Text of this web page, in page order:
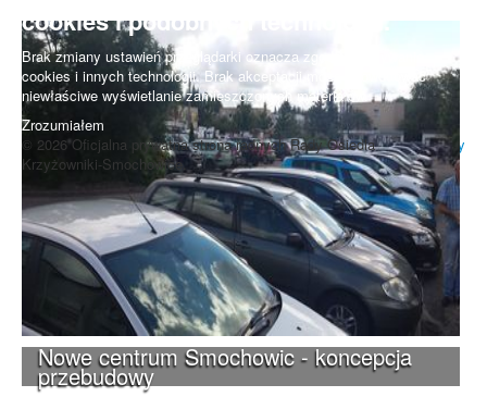
Nowe centrum Smochowic - koncepcja
przebudowy
cookies i podobnych technologii.
Brak zmiany ustawień przeglądarki oznacza zgodę na używanie
cookies i innych technologii. Brak akceptacji może spowodować
niewłaściwe wyświetlanie zamieszczonych materiałów.
Zrozumiałem
Do góry
© 2026 Oficjalna prywatna strona radnych Rady Osiedla
Krzyżowniki-Smochowice.